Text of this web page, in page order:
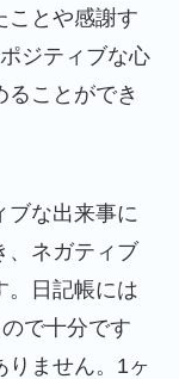
ことや感謝す
ジティブな心
ことができ
ブな出来事に
、ネガティブ
。日記帳には
で十分です
りません。1ヶ